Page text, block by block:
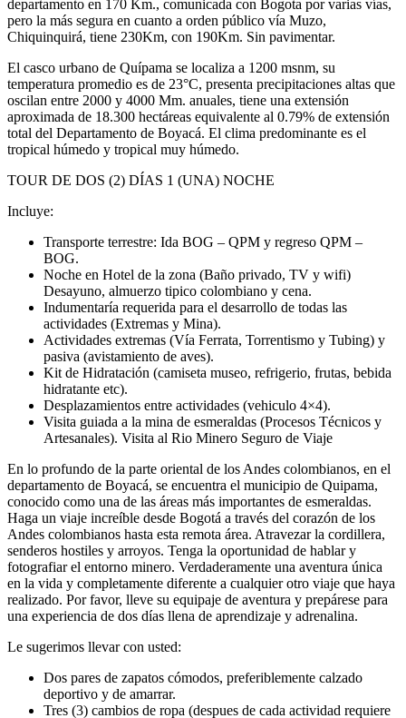
departamento en 170 Km., comunicada con Bogota por varias vías,
pero la más segura en cuanto a orden público vía Muzo,
Chiquinquirá, tiene 230Km, con 190Km. Sin pavimentar.
El casco urbano de Quípama se localiza a 1200 msnm, su
temperatura promedio es de 23°C, presenta precipitaciones altas que
oscilan entre 2000 y 4000 Mm. anuales, tiene una extensión
aproximada de 18.300 hectáreas equivalente al 0.79% de extensión
total del Departamento de Boyacá. El clima predominante es el
tropical húmedo y tropical muy húmedo.
TOUR DE DOS (2) DÍAS 1 (UNA) NOCHE
Incluye:
Transporte terrestre: Ida BOG – QPM y regreso QPM –
BOG.
Noche en Hotel de la zona (Baño privado, TV y wifi)
Desayuno, almuerzo tipico colombiano y cena.
Indumentaría requerida para el desarrollo de todas las
actividades (Extremas y Mina).
Actividades extremas (Vía Ferrata, Torrentismo y Tubing) y
pasiva (avistamiento de aves).
Kit de Hidratación (camiseta museo, refrigerio, frutas, bebida
hidratante etc).
Desplazamientos entre actividades (vehiculo 4×4).
Visita guiada a la mina de esmeraldas (Procesos Técnicos y
Artesanales). Visita al Rio Minero Seguro de Viaje
En lo profundo de la parte oriental de los Andes colombianos, en el
departamento de Boyacá, se encuentra el municipio de Quipama,
conocido como una de las áreas más importantes de esmeraldas.
Haga un viaje increíble desde Bogotá a través del corazón de los
Andes colombianos hasta esta remota área. Atravezar la cordillera,
senderos hostiles y arroyos. Tenga la oportunidad de hablar y
fotografiar el entorno minero. Verdaderamente una aventura única
en la vida y completamente diferente a cualquier otro viaje que haya
realizado. Por favor, lleve su equipaje de aventura y prepárese para
una experiencia de dos días llena de aprendizaje y adrenalina.
Le sugerimos llevar con usted:
Dos pares de zapatos cómodos, preferiblemente calzado
deportivo y de amarrar.
Tres (3) cambios de ropa (despues de cada actividad requiere